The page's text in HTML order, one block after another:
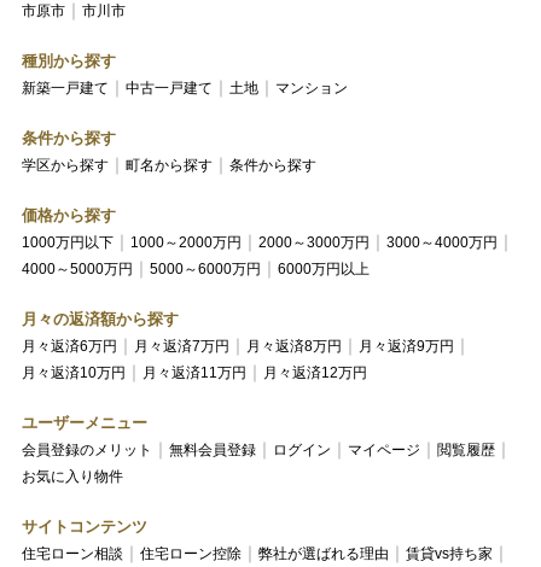
市原市
市川市
種別から探す
新築一戸建て 中古一戸建て 土地 マンション
条件から探す
学区から探す 町名から探す 条件から探す
価格から探す
1000万円以下 1000～2000万円 2000～3000万円
3000～4000万円
4000～5000万円
5000～6000万円 6000万円以上
月々の返済額から探す
月々返済6万円 月々返済7万円 月々返済8万円
月々返済9万円
月々返済10万円
月々返済11万円 月々返済12万円
ユーザーメニュー
会員登録のメリット 無料会員登録 ログイン マイページ
閲覧履歴
お気に入り物件
サイトコンテンツ
住宅ローン相談 住宅ローン控除 弊社が選ばれる理由
賃貸vs持ち家